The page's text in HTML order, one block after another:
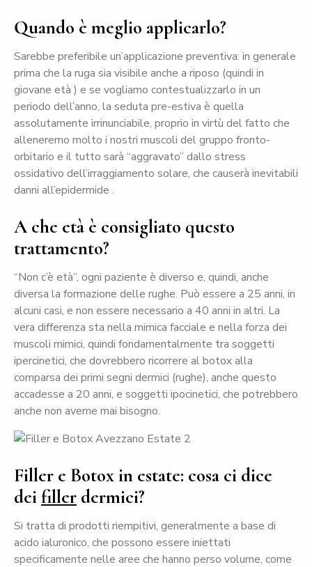
Quando è meglio applicarlo?
Sarebbe preferibile un’applicazione preventiva: in generale
prima che la ruga sia visibile anche a riposo (quindi in
giovane età ) e se vogliamo contestualizzarlo in un
periodo dell’anno, la seduta pre-estiva è quella
assolutamente irrinunciabile, proprio in virtù del fatto che
alleneremo molto i nostri muscoli del gruppo fronto-
orbitario e il tutto sarà “aggravato” dallo stress
ossidativo dell’irraggiamento solare, che causerà inevitabili
danni all’epidermide .
A che età è consigliato questo
trattamento?
“Non c’è età”, ogni paziente è diverso e, quindi, anche
diversa la formazione delle rughe. Può essere a 25 anni, in
alcuni casi, e non essere necessario a 40 anni in altri. La
vera differenza sta nella mimica facciale e nella forza dei
muscoli mimici, quindi fondamentalmente tra soggetti
ipercinetici, che dovrebbero ricorrere al botox alla
comparsa dei primi segni dermici (rughe), anche questo
accadesse a 20 anni, e soggetti ipocinetici, che potrebbero
anche non averne mai bisogno.
Filler e Botox in estate: cosa ci dice
deifiller dermici?
Si tratta di prodotti riempitivi, generalmente a base di
acido ialuronico, che possono essere iniettati
specificamente nelle aree che hanno perso volume, come